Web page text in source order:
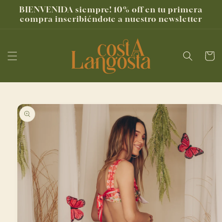
directamente
al contenido
BIENVENIDA siempre! 10% off en tu primera
compra inscribiéndote a nuestro newsletter
Carrito
directamente
información
del producto